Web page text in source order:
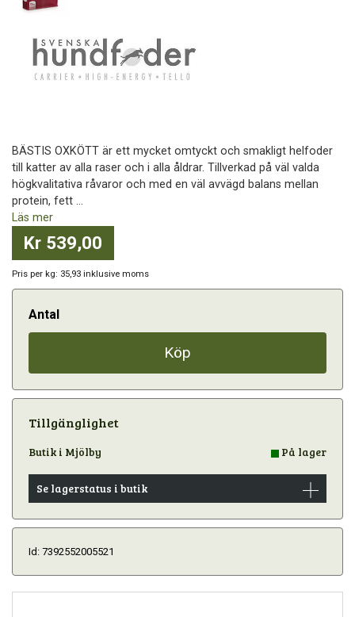
BÄSTIS OXKÖTT är ett mycket omtyckt och smakligt helfoder
till katter av alla raser och i alla åldrar. Tillverkad på väl valda
högkvalitativa råvaror och med en väl avvägd balans mellan
protein, fett ...
Läs mer
Kr 539,00
Pris per kg: 35,93 inklusive moms
Antal
Köp
Tillgänglighet
Butik i Mjölby På lager
Se lagerstatus i butik
Id: 7392552005521